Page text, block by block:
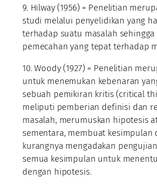
9. Hilway (1956) = Penelitian
studi melalui penyelidikan yang
terhadap suatu masalah
pemecahan yang tepat terhadap
10. Woody (1927) = Penelitian
untuk menemukan kebenaran
sebuah pemikiran kritis (critical
meliputi pemberian definisi dan
masalah, merumuskan hipotesis
sementara, membuat kesimpulan
kurangnya mengadakan
semua kesimpulan untuk
dengan hipotesis.